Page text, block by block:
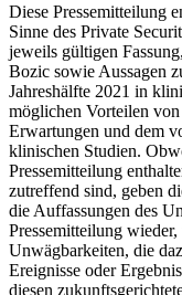
Diese Pressemitteilung
Sinne des Private
jeweils gültigen
Bozic sowie Aussagen
Jahreshälfte 2021 in
möglichen Vorteilen
Erwartungen und dem
klinischen Studien.
Pressemitteilung
zutreffend sind, geben
die Auffassungen des
Pressemitteilung
Unwägbarkeiten, die
Ereignisse oder
diesen